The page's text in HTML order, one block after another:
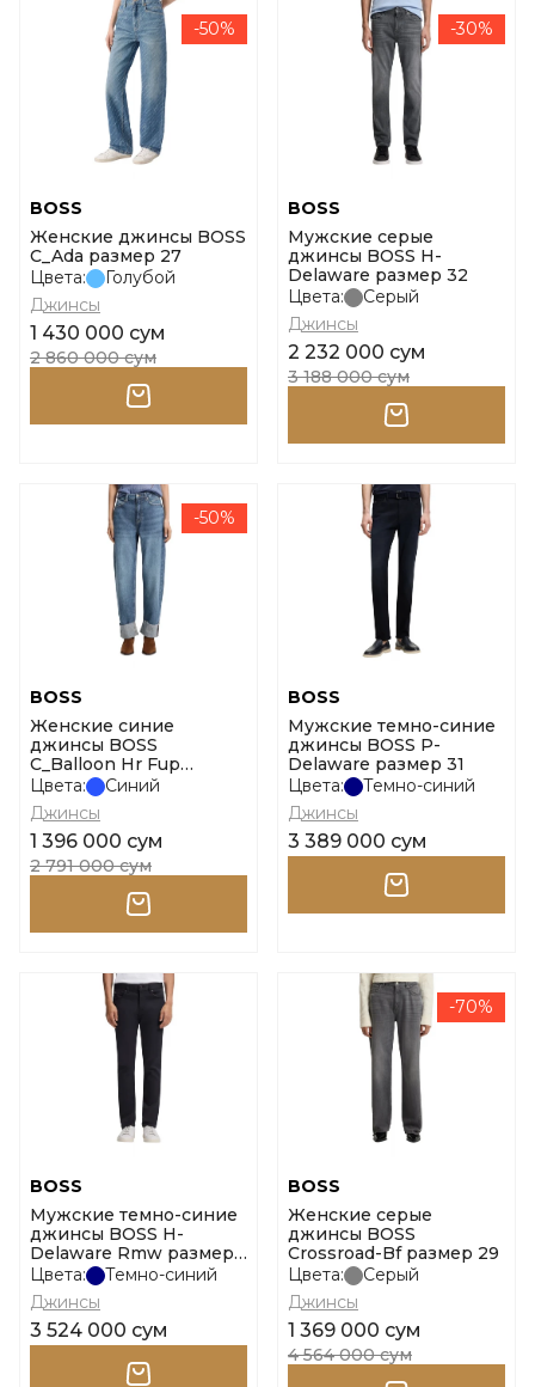
-50%
BOSS
Женские джинсы BOSS
C_Ada размер 27
Цвета:
Голубой
Джинсы
1 430 000 сум
2 860 000 сум
-30%
BOSS
Мужские серые
джинсы BOSS H-
Delaware размер 32
Цвета:
Серый
Джинсы
2 232 000 сум
3 188 000 сум
-50%
BOSS
Женские синие
джинсы BOSS
C_Balloon Hr Fup
размер 29
Цвета:
Синий
Джинсы
1 396 000 сум
2 791 000 сум
BOSS
Мужские темно-синие
джинсы BOSS P-
Delaware размер 31
Цвета:
Темно-синий
Джинсы
3 389 000 сум
BOSS
Мужские темно-синие
джинсы BOSS H-
Delaware Rmw размер
31
Цвета:
Темно-синий
Джинсы
3 524 000 сум
-70%
BOSS
Женские серые
джинсы BOSS
Crossroad-Bf размер 29
Цвета:
Серый
Джинсы
1 369 000 сум
4 564 000 сум